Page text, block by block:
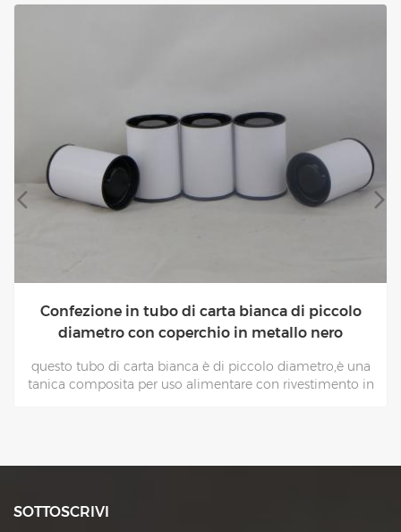
una
in
lattine di carta per imballaggio di
regalo di natale con coperchio di
questo lattine di carta con coperchio di latta
confezionare regali di Natale o
SOTTOSCRIVI